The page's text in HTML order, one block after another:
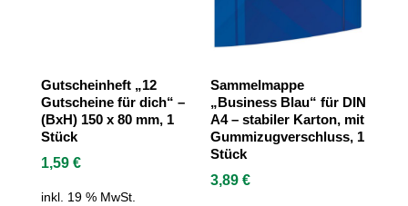
Gutscheinheft „12
Gutscheine für dich“ –
(BxH) 150 x 80 mm, 1
Stück
1,59 €
inkl. 19 % MwSt.
Sammelmappe
„Business Blau“ für DIN
A4 – stabiler Karton, mit
Gummizugverschluss, 1
Stück
3,89€